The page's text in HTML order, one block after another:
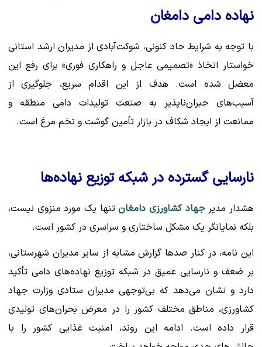
نهاده دامی دامغان
با توجه به شرایط حاد کنونی، شوکت‌آبادی از مدیران ارشد استانی
خواستار اتخاذ «تصمیمی عاجل و راهکاری فوری» برای رفع این
معضل شده است. هدف از این اقدام سریع، جلوگیری از
آسیب‌های جبران‌ناپذیر به صنعت تولیدات دامی منطقه و
ممانعت از ایجاد شکاف در بازار تأمین گوشت و تخم مرغ است.
نارسایی گسترده در شبکه توزیع نهاده‌ها
هشدار مدیرجهاد کشاورزی دامغانتنها یک مورد منزوی نیست،
بلکه نمایانگر یک مشکل ساختاری و سراسری در کشور است.
این نامه، در کنار صدها گزارش مشابه از سایر مدیران شهرستانی،
بر ضعف و نارسایی عمیق در شبکه توزیع نهاده‌های دامی تأکید
دارد و نشان می‌دهد که بی‌توجهی مدیران ستادی وزارت جهاد
کشاورزی، مناطق مختلف کشور را در معرض بحران‌های تولیدی
قرار داده است. ادامه این روند، امنیت غذایی کشور را با